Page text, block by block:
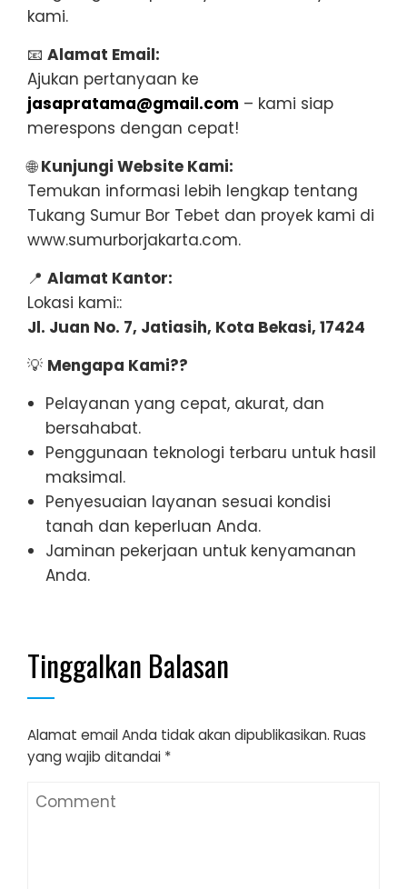
kami.
📧 Alamat Email:
Ajukan pertanyaan ke
jasapratama@gmail.com – kami siap
merespons dengan cepat!
🌐Kunjungi Website Kami:
Temukan informasi lebih lengkap tentang
Tukang Sumur Bor Tebet dan proyek kami di
www.sumurborjakarta.com.
📍 Alamat Kantor:
Lokasi kami::
Jl. Juan No. 7, Jatiasih, Kota Bekasi, 17424
💡 Mengapa Kami??
Pelayanan yang cepat, akurat, dan
bersahabat.
Penggunaan teknologi terbaru untuk hasil
maksimal.
Penyesuaian layanan sesuai kondisi
tanah dan keperluan Anda.
Jaminan pekerjaan untuk kenyamanan
Anda.
Tinggalkan Balasan
Alamat email Anda tidak akan dipublikasikan. Ruas
yang wajib ditandai *